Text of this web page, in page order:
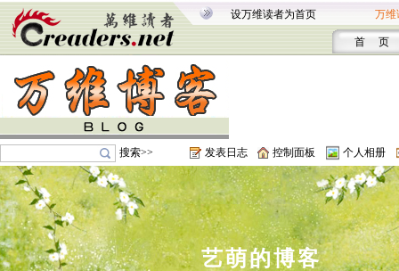
设万维读者为首页 万维
首 页
搜索>> 发表日志 控制面板 个人相册
艺萌的博客